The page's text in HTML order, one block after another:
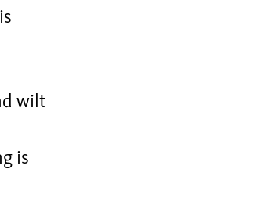
wilt
is